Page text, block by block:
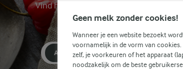
Vind hier inspiratie voor heerlijk
zelfgemaakte gerechten
AVONDETEN
Zoek categorie
Geen melk zonder cookies!
Wanneer je een website bezoekt
voornamelijk in de vorm van
zelf, je voorkeuren of het apparaat
noodzakelijk om de beste